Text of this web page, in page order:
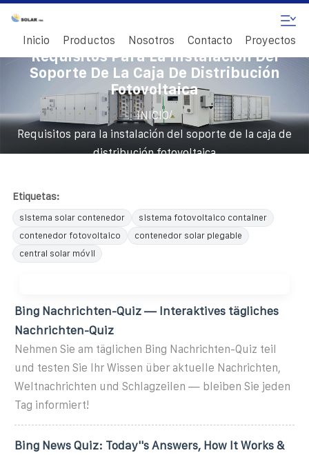
Inicio Productos Nosotros Contacto Proyectos
Requisitos Para La Instalación Del
Soporte De La Caja De Distribución
Fotovoltaica
INICIO/
Requisitos para la instalación del soporte de la caja de
distribución fotovoltaica
Etiquetas:
sistema solar contenedor
sistema fotovoltaico container
contenedor fotovoltaico
contenedor solar plegable
central solar móvil
Bing Nachrichten-Quiz — Interaktives tägliches
Nachrichten-Quiz
Nehmen Sie am täglichen Bing Nachrichten-Quiz teil
und testen Sie Ihr Wissen über aktuelle Nachrichten,
Weltnachrichten und Schlagzeilen — bleiben Sie jeden
Tag informiert!
Bing News Quiz: Today''s Answers, How It Works &